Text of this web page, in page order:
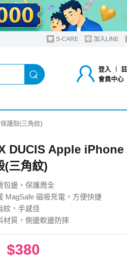
S-CARE 加入LINE
登入 ︱
會員中心
護殼(三角紋)
DUCIS Apple
(三角紋)
包邊，保護周全
MagSafe 磁吸充電，方便快捷
紋，手感佳
材質，側邊軟邊防摔
$380